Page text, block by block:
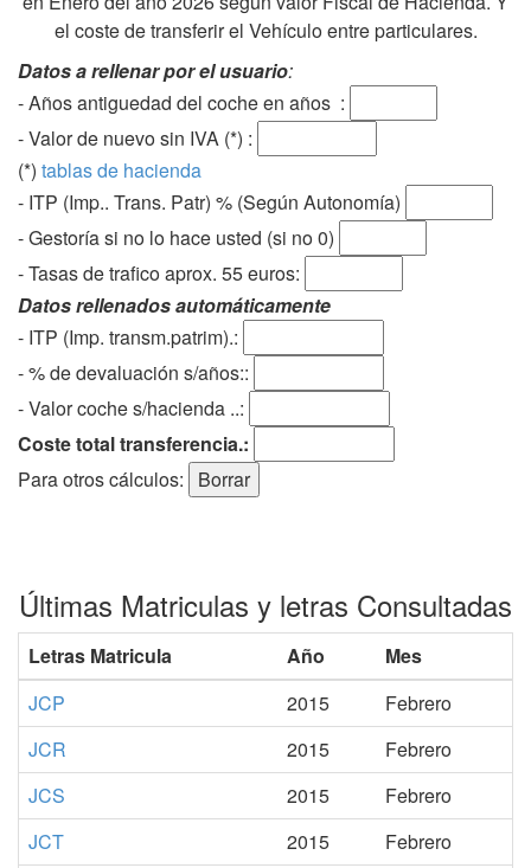
el coste de transferir el Vehículo entre particulares.
Datos a rellenar por el usuario:
- Años antiguedad del coche en años :
- Valor de nuevo sin IVA (*) :
(*) tablas de hacienda
- ITP (Imp.. Trans. Patr) % (Según Autonomía)
- Gestoría si no lo hace usted (si no 0)
-Tasas de trafico aprox. 55 euros:
Datos rellenados automáticamente
- ITP (Imp. transm.patrim).:
- % de devaluación s/años::
- Valor coche s/hacienda ..:
Coste total transferencia.:
Para otros cálculos:
Últimas Matriculas y letras Consultadas
Letras Matricula Año
Mes
JCP
2015
Febrero
JCR
2015
Febrero
JCS
2015
Febrero
JCT
2015
Febrero